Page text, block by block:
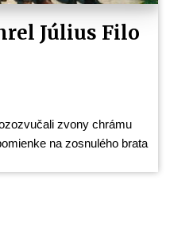
Július Filo
zvony chrámu
na zosnulého brata